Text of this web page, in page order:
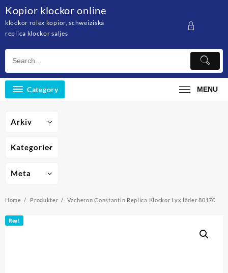
content
Kopior klockor online
klockor rolex kopior, schweiziska
replica klockor saljes
Category MENU
Home Produkter Vacheron Constantin Replica Klockor Lyx läder 80170
Rea!
Arkiv
Kategorier
Meta